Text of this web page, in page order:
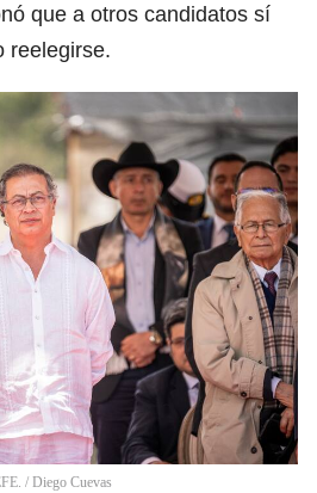
que a otros candidatos sí
reelegirse.
/ Diego Cuevas